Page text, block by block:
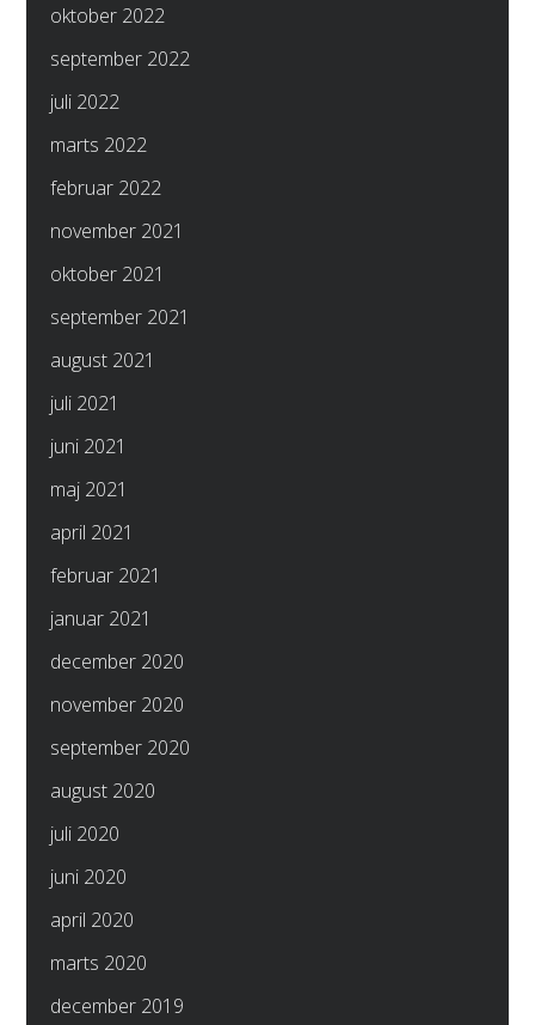
oktober 2022
september 2022
juli 2022
marts 2022
februar 2022
november 2021
oktober 2021
september 2021
august 2021
juli 2021
juni 2021
maj 2021
april 2021
februar 2021
januar 2021
december 2020
november 2020
september 2020
august 2020
juli 2020
juni 2020
april 2020
marts 2020
december 2019